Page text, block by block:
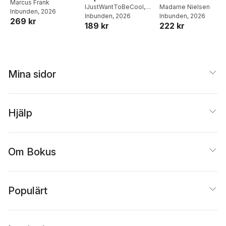
Middagar och
matlådor
Marcus Frank
Inbunden, 2026
269 kr
IJustWantToBeCool,
Joel Adolphson
Ejdemo Beer
Inbunden, 2026
189 kr
Madame Nielsen
Inbunden, 2026
222 kr
Mina sidor
Hjälp
Om Bokus
Populärt